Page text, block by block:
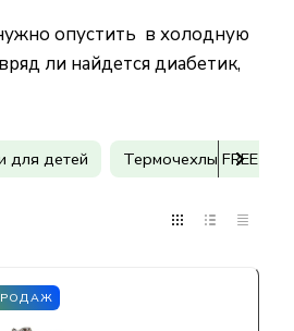
опустить в холодную
ли найдется диабетик,
для детей Термочехлы FREEZE